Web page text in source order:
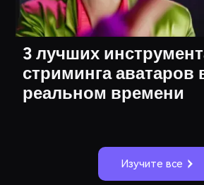
3 лучших
стриминга аватаров
реальном времени
Изучите все